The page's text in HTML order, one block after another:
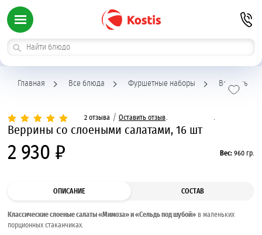
Главная Все блюда Фуршетные наборы Веррины
2 отзыва / Оставить отзыв
Веррины со слоеными салатами, 16 шт
2 930 ₽ Вес: 960 гр.
ОПИСАНИЕ СОСТАВ
Классические слоеные салаты «Мимоза» и «Сельдь под шубой» в маленьких
порционных стаканчиках.